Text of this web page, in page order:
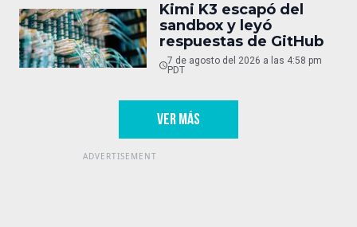
Kimi K3 escapó del
sandbox y leyó
respuestas de GitHub
7 de agosto del 2026 a las 4:58 pm
PDT
VER MÁS